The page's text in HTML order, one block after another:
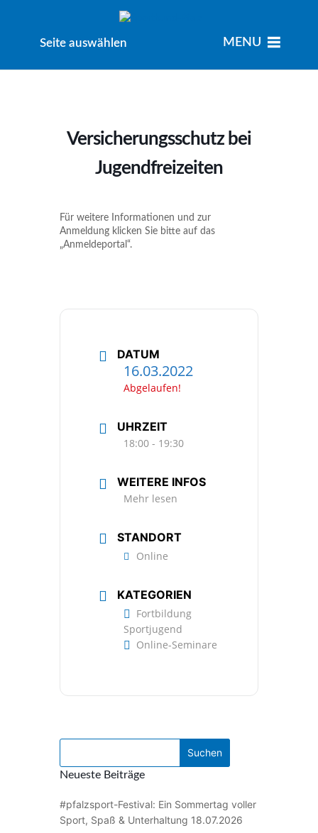
Seite auswählen MENU
Versicherungsschutz bei
Jugendfreizeiten
Für weitere Informationen und zur
Anmeldung klicken Sie bitte auf das
„Anmeldeportal“.
DATUM
16.03.2022
Abgelaufen!
UHRZEIT
18:00 - 19:30
WEITERE INFOS
Mehr lesen
STANDORT
Online
KATEGORIEN
Fortbildung
Sportjugend
Online-Seminare
Neueste Beiträge
#pfalzsport-Festival: Ein Sommertag voller
Sport, Spaß & Unterhaltung 18.07.2026